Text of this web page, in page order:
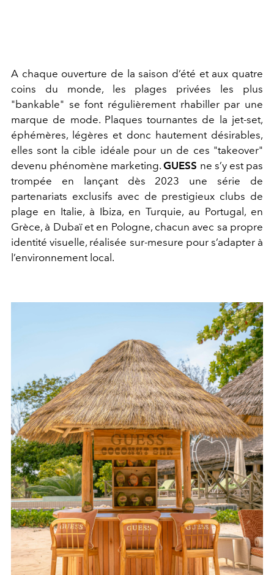
A chaque ouverture de la saison d’été et aux quatre
coins du monde, les plages privées les plus
"bankable" se font régulièrement rhabiller par une
marque de mode. Plaques tournantes de la jet-set,
éphémères, légères et donc hautement désirables,
elles sont la cible idéale pour un de ces "takeover"
devenu phénomène marketing.GUESS ne s’y est pas
trompée en lançant dès 2023 une série de
partenariats exclusifs avec de prestigieux clubs de
plage en Italie, à Ibiza, en Turquie, au Portugal, en
Grèce, à Dubaï et en Pologne, chacun avec sa propre
identité visuelle, réalisée sur-mesure pour s’adapter à
l’environnement local.